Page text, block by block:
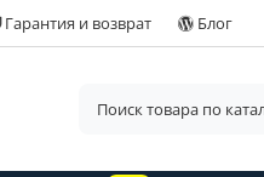
Гарантия и возврат Блог